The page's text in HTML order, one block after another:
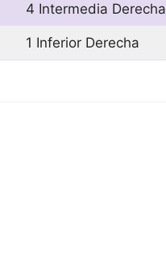
4 Intermedia Derecha
1 Inferior Derecha